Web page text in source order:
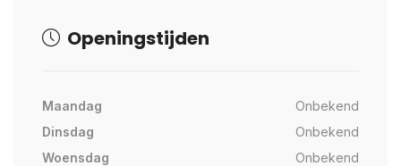
Openingstijden
Maandag
Onbekend
Dinsdag
Onbekend
Woensdag
Onbekend